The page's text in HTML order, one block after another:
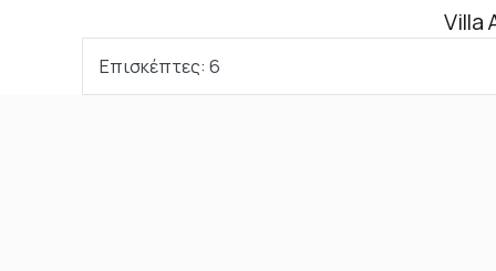
Villa
Επισκέπτες: 6